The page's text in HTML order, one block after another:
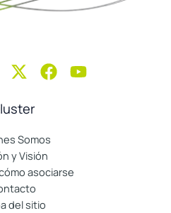
Somos
y Visión
asociarse
del sitio